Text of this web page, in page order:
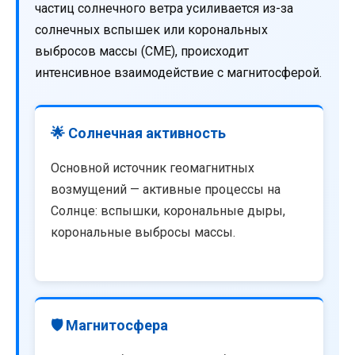
частиц солнечного ветра усиливается из-за
солнечных вспышек или корональных
выбросов массы (CME), происходит
интенсивное взаимодействие с магнитосферой.
🌟 Солнечная активность
Основной источник геомагнитных
возмущений — активные процессы на
Солнце: вспышки, корональные дыры,
корональные выбросы массы.
🛡️ Магнитосфера